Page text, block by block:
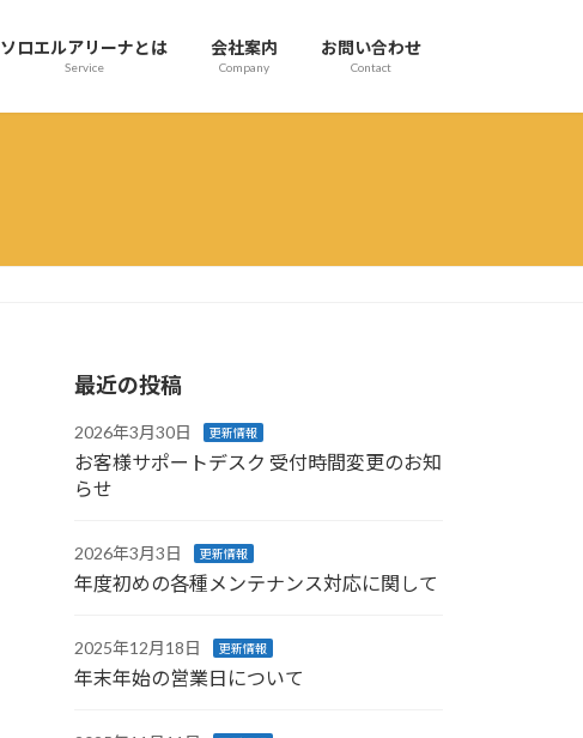
ソロエルアリーナとは
Service
会社案内
Company
お問い合わせ
Contact
最近の投稿
2026年3月30日 更新情報
お客様サポートデスク 受付時間変更のお知
らせ
2026年3月3日 更新情報
年度初めの各種メンテナンス対応に関して
2025年12月18日 更新情報
年末年始の営業日について